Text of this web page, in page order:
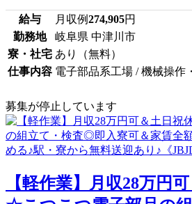
給与 月収例274,905円
勤務地
岐阜県 中津川市
寮・社宅 あり（無料）
仕事内容 電子部品系工場 / 機械操作
募集が停止しています
【軽作業】月収28万円